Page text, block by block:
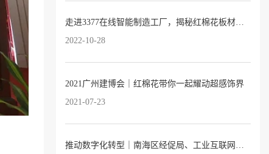
走进3377在线智能制造工厂，揭秘红棉花板材的奥妙
2022-10-28
2021广州建博会｜红棉花带你一起耀动超感饰界
2021-07-23